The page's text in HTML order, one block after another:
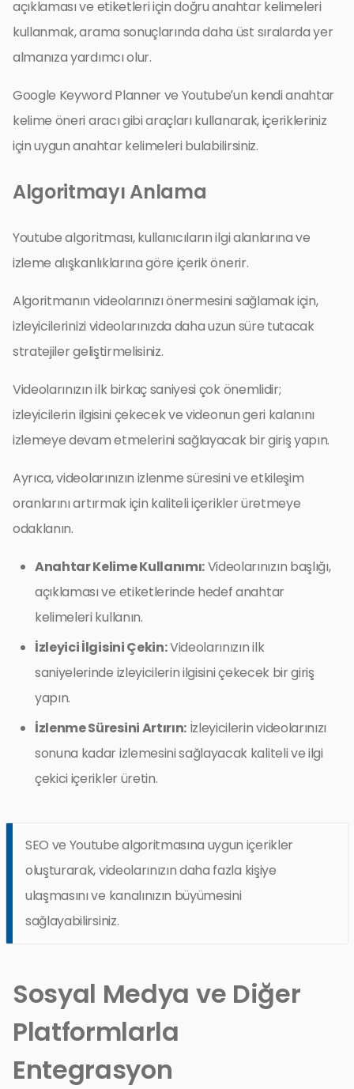
açıklaması ve etiketleri için doğru anahtar kelimeleri
kullanmak, arama sonuçlarında daha üst sıralarda yer
almanıza yardımcı olur.
Google Keyword Planner ve Youtube’un kendi anahtar
kelime öneri aracı gibi araçları kullanarak, içerikleriniz
için uygun anahtar kelimeleri bulabilirsiniz.
Algoritmayı Anlama
Youtube algoritması, kullanıcıların ilgi alanlarına ve
izleme alışkanlıklarına göre içerik önerir.
Algoritmanın videolarınızı önermesini sağlamak için,
izleyicilerinizi videolarınızda daha uzun süre tutacak
stratejiler geliştirmelisiniz.
Videolarınızın ilk birkaç saniyesi çok önemlidir;
izleyicilerin ilgisini çekecek ve videonun geri kalanını
izlemeye devam etmelerini sağlayacak bir giriş yapın.
Ayrıca, videolarınızın izlenme süresini ve etkileşim
oranlarını artırmak için kaliteli içerikler üretmeye
odaklanın.
Anahtar Kelime Kullanımı:Videolarınızın başlığı,
açıklaması ve etiketlerinde hedef anahtar
kelimeleri kullanın.
İzleyici İlgisini Çekin:Videolarınızın ilk
saniyelerinde izleyicilerin ilgisini çekecek bir giriş
yapın.
İzlenme Süresini Artırın: İzleyicilerin videolarınızı
sonuna kadar izlemesini sağlayacak kaliteli ve ilgi
çekici içerikler üretin.
SEO ve Youtube algoritmasına uygun içerikler
oluşturarak, videolarınızın daha fazla kişiye
ulaşmasını ve kanalınızın büyümesini
sağlayabilirsiniz.
Sosyal Medya ve Diğer
Platformlarla
Entegrasyon